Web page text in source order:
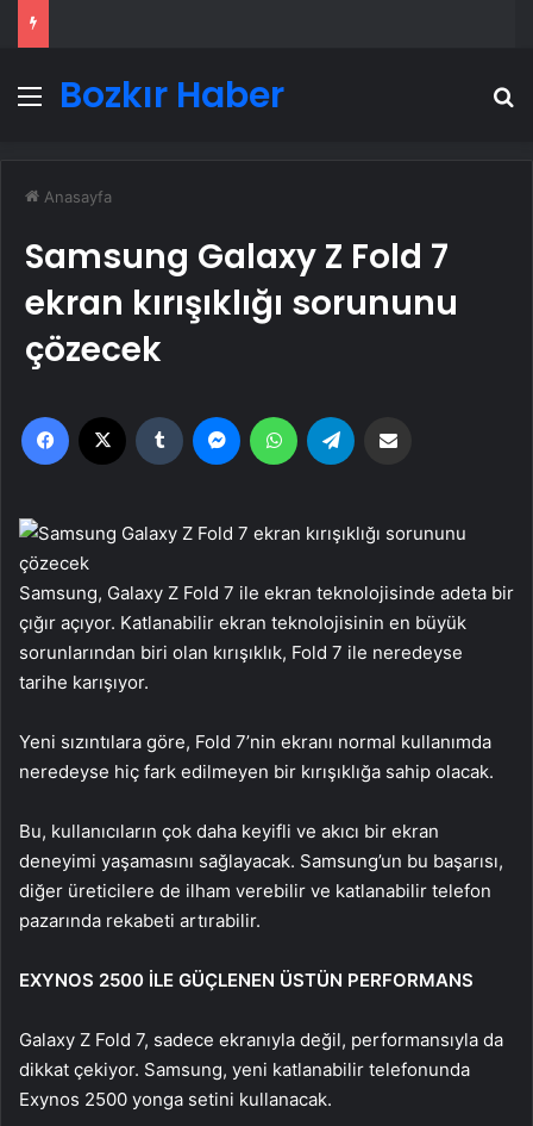
Menü
Bozkır Haber
Anasayfa
Samsung Galaxy Z Fold 7
ekran kırışıklığı sorununu
çözecek
Facebook Tumblr MessengerWhatsApp
Samsung, Galaxy Z Fold 7 ile ekran teknolojisinde adeta bir
çığır açıyor. Katlanabilir ekran teknolojisinin en büyük
sorunlarından biri olan kırışıklık, Fold 7 ile neredeyse
tarihe karışıyor.
Yeni sızıntılara göre, Fold 7’nin ekranı normal kullanımda
neredeyse hiç fark edilmeyen bir kırışıklığa sahip olacak.
Bu, kullanıcıların çok daha keyifli ve akıcı bir ekran
deneyimi yaşamasını sağlayacak. Samsung’un bu başarısı,
diğer üreticilere de ilham verebilir ve katlanabilir telefon
pazarında rekabeti artırabilir.
EXYNOS 2500 İLE GÜÇLENEN ÜSTÜN PERFORMANS
Galaxy Z Fold 7, sadece ekranıyla değil, performansıyla da
dikkat çekiyor. Samsung, yeni katlanabilir telefonunda
Exynos 2500 yonga setini kullanacak.